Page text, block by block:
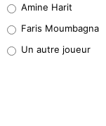
1%
9%
Amine Harit
Faris Moumbagna
Un autre joueur